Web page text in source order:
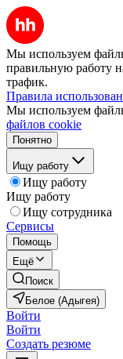
Мы используем
правильную работу
трафик.
Правила
Мы используем
файлов cookie
Понятно
Ищу работу
Ищу работу
Ищу работу
Ищу сотрудника
Сервисы
Помощь
Ещё
Поиск
Белое (Адыгея)
Войти
Войти
Создать резюме